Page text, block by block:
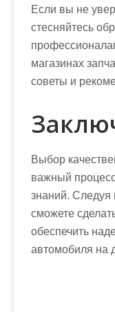
Если вы не
стесняйтесь
магазинах
советы и
Выбор
важный
знаний.
сможете
обеспечить
автомобиля на